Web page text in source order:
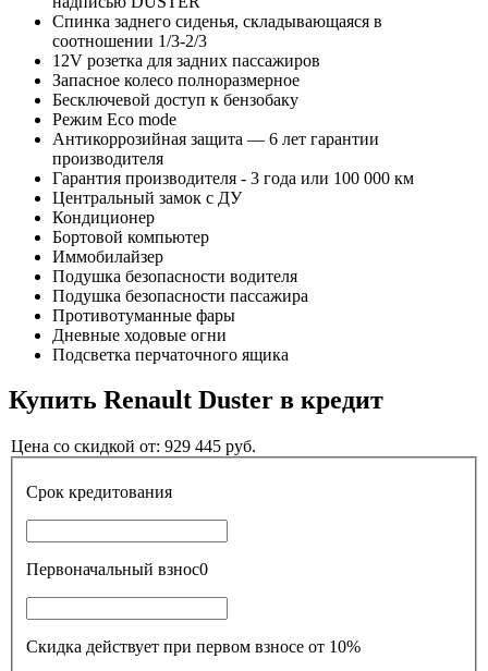
Спинка заднего сиденья, складывающаяся в
соотношении 1/3-2/3
12V розетка для задних пассажиров
Запасное колесо полноразмерное
Бесключевой доступ к бензобаку
Режим Eco mode
Антикоррозийная защита — 6 лет гарантии
производителя
Гарантия производителя - 3 года или 100 000 км
Центральный замок с ДУ
Кондиционер
Бортовой компьютер
Иммобилайзер
Подушка безопасности водителя
Подушка безопасности пассажира
Противотуманные фары
Дневные ходовые огни
Подсветка перчаточного ящика
Купить Renault Duster в кредит
Цена со скидкой от: 929 445 руб.
Срок кредитования
Первоначальный взнос0
Скидка действует при первом взносе от 10%